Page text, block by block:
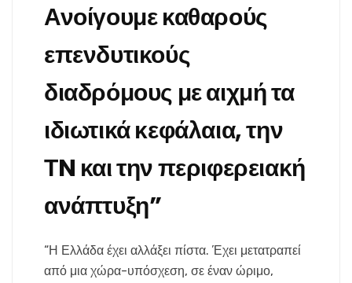
Ανοίγουμε καθαρούς
επενδυτικούς
διαδρόμους με αιχμή τα
ιδιωτικά κεφάλαια, την
ΤN και την περιφερειακή
ανάπτυξη”
“Η Ελλάδα έχει αλλάξει πίστα. Έχει μετατραπεί
από μια χώρα-υπόσχεση, σε έναν ώριμο,